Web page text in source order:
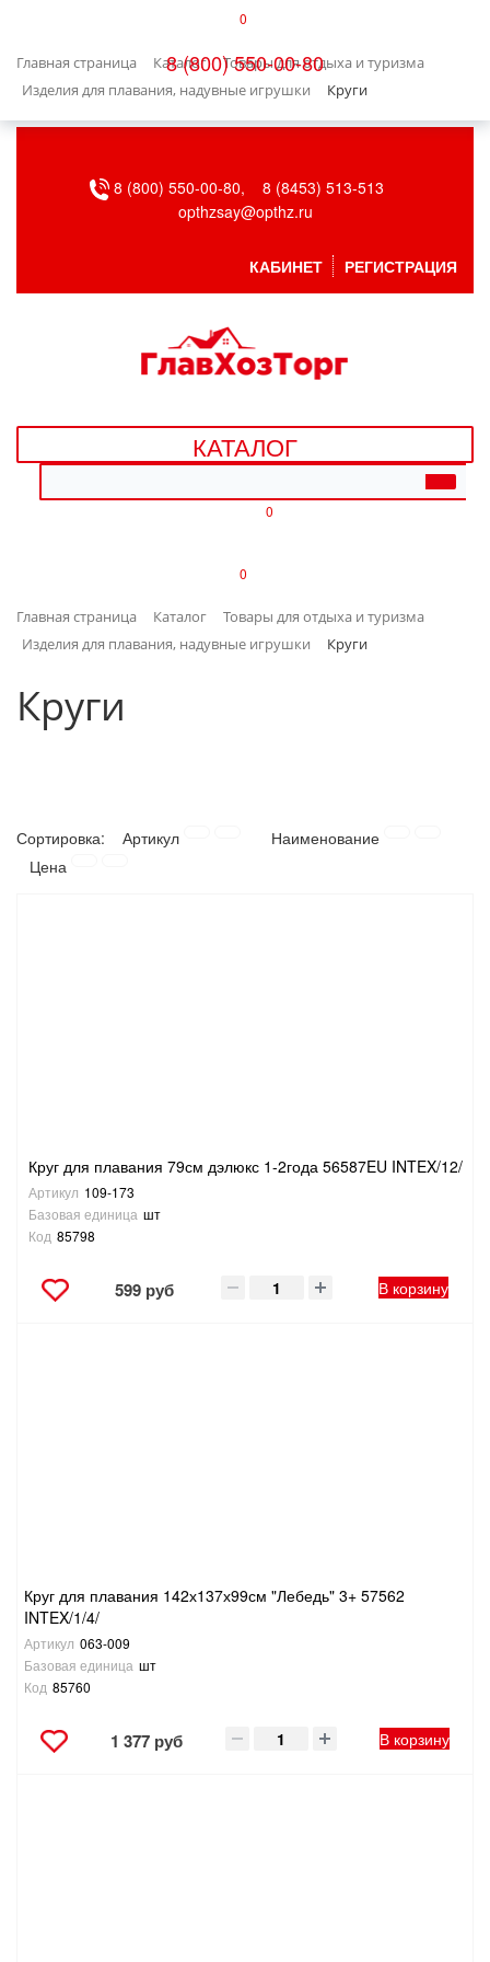
0
8 (800) 550-00-80
Главная страница Каталог
Товары для отдыха и туризма
Изделия для плавания, надувные игрушки
Круги
БЫТОВАЯ ТЕХНИКА
ВЕНТИЛЯЦИЯ
ДАЧА, САД И ОГОРОД
ДЕТСКИЕ ТОВАРЫ
ИНТЕРЬЕР
ЛАКОКРАСОЧНЫЕ МАТЕРИАЛЫ
СНЕГОУБОРОЧНЫЙ ИНВЕНТАРЬ
СТРЕМЯНКИ,ЛЕСТНИЦЫ
СТРОИТЕЛЬНЫЕ И ОТДЕЛОЧНЫЕ МАТЕРИАЛЫ
ЭЛЕКТРОМОНТАЖНЫЕ ТОВАРЫ, СВЕТОТЕХНИКА
8 (800) 550-00-80,
8 (8453) 513-513
opthzsay@opthz.ru
КАБИНЕТ РЕГИСТРАЦИЯ
КАТАЛОГ
0
0
Главная страница Каталог
Товары для отдыха и туризма
Изделия для плавания, надувные игрушки
Круги
Круги
Сортировка: Артикул
Наименование
Цена
Круг для плавания 79см дэлюкс 1-2года 56587EU INTEX/12/
Артикул 109-173
Базовая единица шт
Код 85798
599 руб В корзину
Круг для плавания 142х137х99см "Лебедь" 3+ 57562
INTEX/1/4/
Артикул 063-009
Базовая единица шт
Код 85760
1 377 руб В корзину